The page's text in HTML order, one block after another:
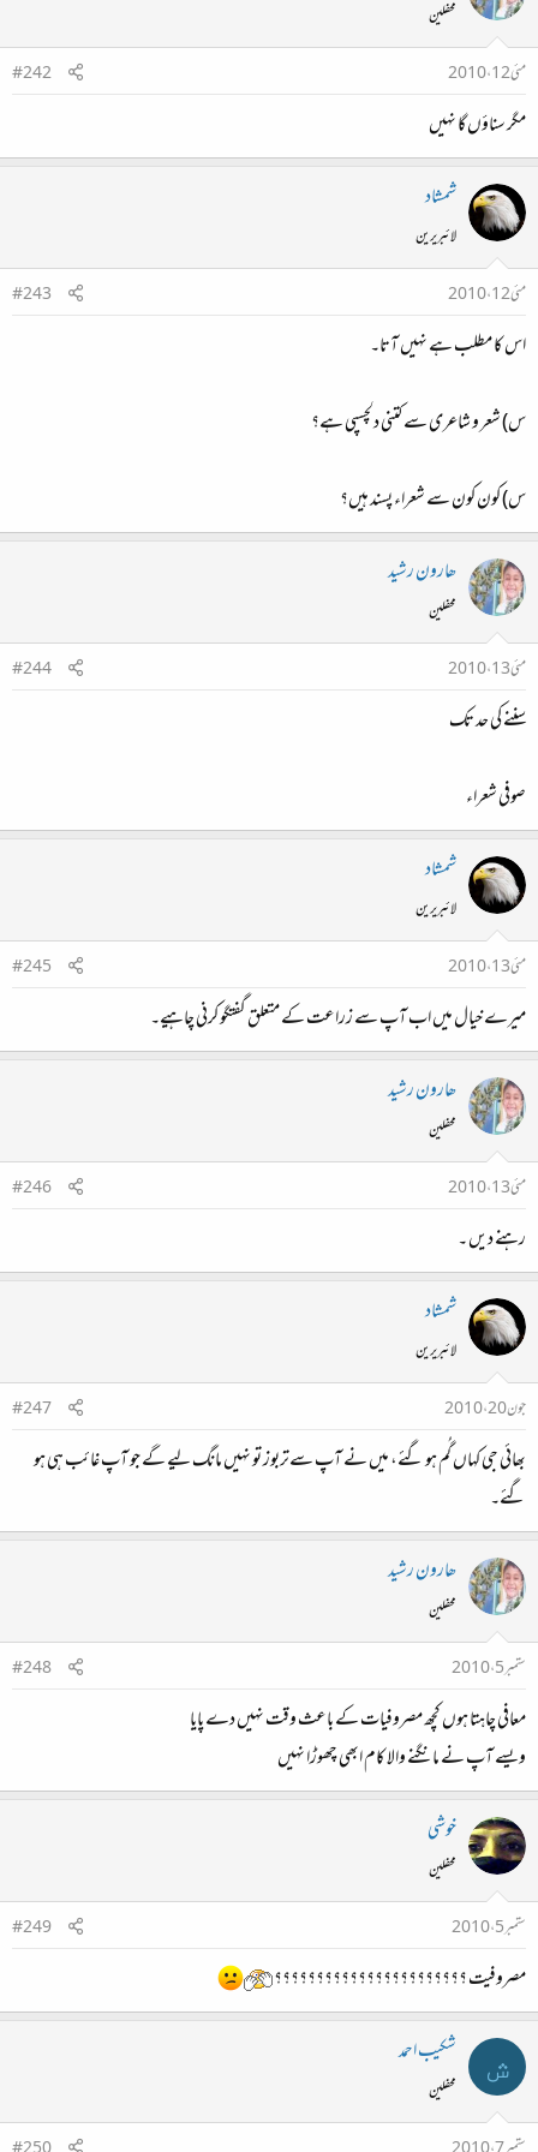
محفلین
مئی 12، 2010
#242
مگر سناؤں گا نہیں
شمشاد
لائبریرین
مئی 12، 2010
#243
اس کا مطلب ہے نہیں آتا۔
س) شعر و شاعری سے کتنی دلچسپی ہے؟
س) کون کون سے شعراء پسند ہیں؟
ھارون رشید
محفلین
مئی 13، 2010
#244
سننے کی حد تک
صوفی شعراء
شمشاد
لائبریرین
مئی 13، 2010
#245
میرے خیال میں اب آپ سے زراعت کے متعلق گفتگو کرنی چاہیے۔
ھارون رشید
محفلین
مئی 13، 2010
#246
رہنے دیں ۔
شمشاد
لائبریرین
جون 20، 2010
#247
بھائی جی کہاں گُم ہو گئے، میں نے آپ سےتربوز تو نہیں مانگ لیے گے جو آپ غائب ہی ہو
گئے۔
ھارون رشید
محفلین
ستمبر 5، 2010
#248
معافی چاہتا ہوں کچھ مصروفیات کے باعث وقت نہیں دے پایا
ویسے آپ نے مانگنے والا کام ابھی چھوڑا نہیں
خوشی
محفلین
ستمبر 5، 2010
#249
مصروفیت ؟؟؟؟؟؟؟؟؟؟؟؟؟؟؟؟؟؟؟؟؟؟؟
ش شکیب احمد
محفلین